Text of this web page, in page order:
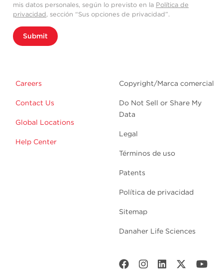
mis datos personales, según lo previsto en la Política de
privacidad, sección “Sus opciones de privacidad”.
Submit
Careers
Contact Us
Global Locations
Help Center
Copyright/Marca comercial
Do Not Sell or Share My
Data
Legal
Términos de uso
Patents
Política de privacidad
Sitemap
Danaher Life Sciences